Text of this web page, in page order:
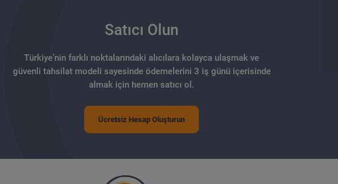
Satıcı Olun
Türkiye’nin farklı noktalarındaki alıcılara kolayca ulaşmak ve
güvenli tahsilat modeli sayesinde ödemelerini 3 iş günü içerisinde
almak için hemen satıcı ol.
Ücretsiz Hesap Oluşturun